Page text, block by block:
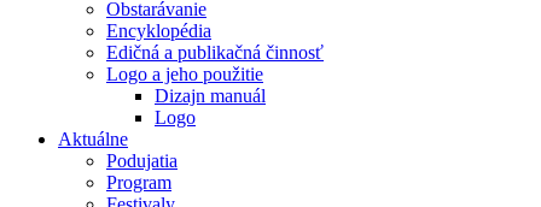
Obstarávanie
Encyklopédia
Edičná a publikačná činnosť
Logo a jeho použitie
Dizajn manuál
Logo
Aktuálne
Podujatia
Program